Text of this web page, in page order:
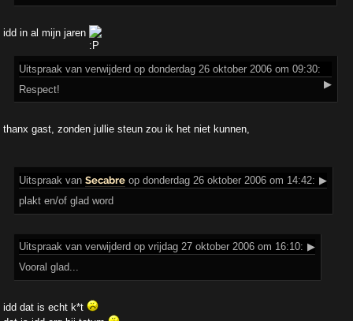
idd in al mijn jaren
Uitspraak van verwijderd op donderdag 26 oktober 2006 om 09:30:
▶
Respect!
thanx gast, zonden jullie steun zou ik het niet kunnen,
Uitspraak vanSecabre op donderdag 26 oktober 2006 om 14:42: ▶
plakt en/of glad word
Uitspraak van verwijderd op vrijdag 27 oktober 2006 om 16:10: ▶
Vooral glad...
idd dat is echt k*t